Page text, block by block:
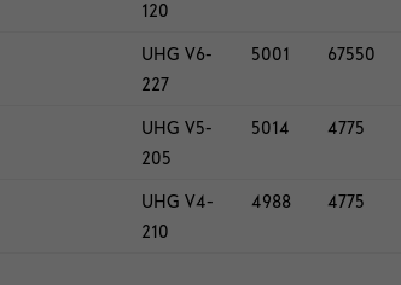
120
UHG V6-​
227
5001 67550
UHG V5-​
205
5014 4775
UHG V4-​
210
4988 4775